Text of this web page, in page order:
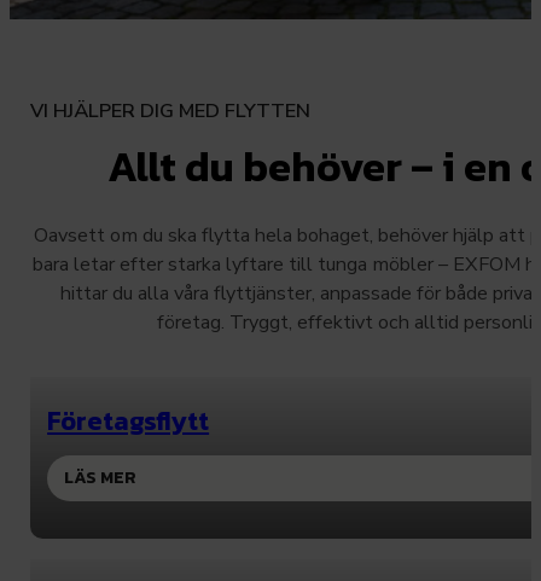
VI HJÄLPER DIG MED FLYTTEN
Allt du behöver – i en
Oavsett om du ska flytta hela bohaget, behöver hjälp att
bara letar efter starka lyftare till tunga möbler – EXFOM
hittar du alla våra flyttjänster, anpassade för både
företag. Tryggt, effektivt och alltid
Företagsflytt
LÄS MER